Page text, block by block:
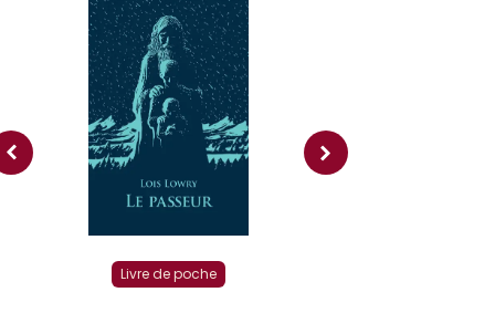
Livre de poche